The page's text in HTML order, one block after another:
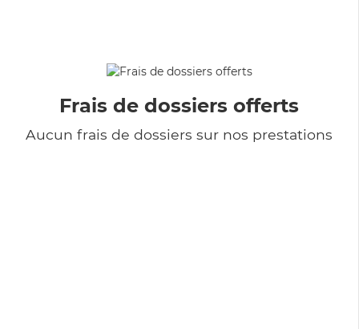
Frais de dossiers offerts
Aucun frais de dossiers sur nos prestations